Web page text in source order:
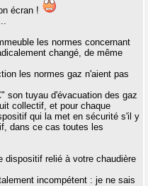
écran !
les normes concernant
changé, de même
les normes gaz n'aient pas
son tuyau d'évacuation des gaz
collectif, et pour chaque
qui la met en sécurité s'il y
dans ce cas toutes les
dispositif relié à votre chaudière
incompétent : je ne sais